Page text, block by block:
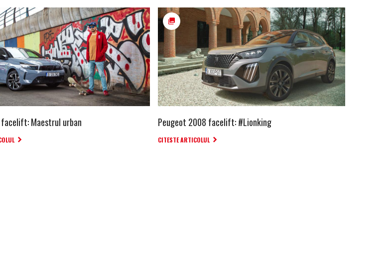
facelift: Maestrul urban Peugeot 2008 facelift: #Lionking
CITESTE ARTICOLUL